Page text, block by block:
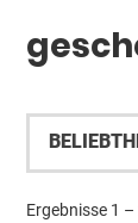
Ergebnisse 1